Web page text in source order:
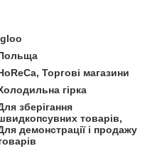
Торгові магазини
гірка
зберігання
товарів,
демонстрації і продажу